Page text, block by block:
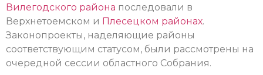
Вилегодского района последовали в
Верхнетоемском и Плесецком районах.
Законопроекты, наделяющие районы
соответствующим статусом, были рассмотрены на
очередной сессии областного Собрания.